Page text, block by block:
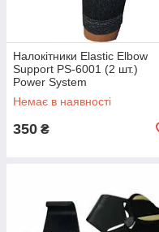
Налокітники Elastic Elbow
Support PS-6001 (2 шт.)
Power System
Немає в наявності
350 ₴